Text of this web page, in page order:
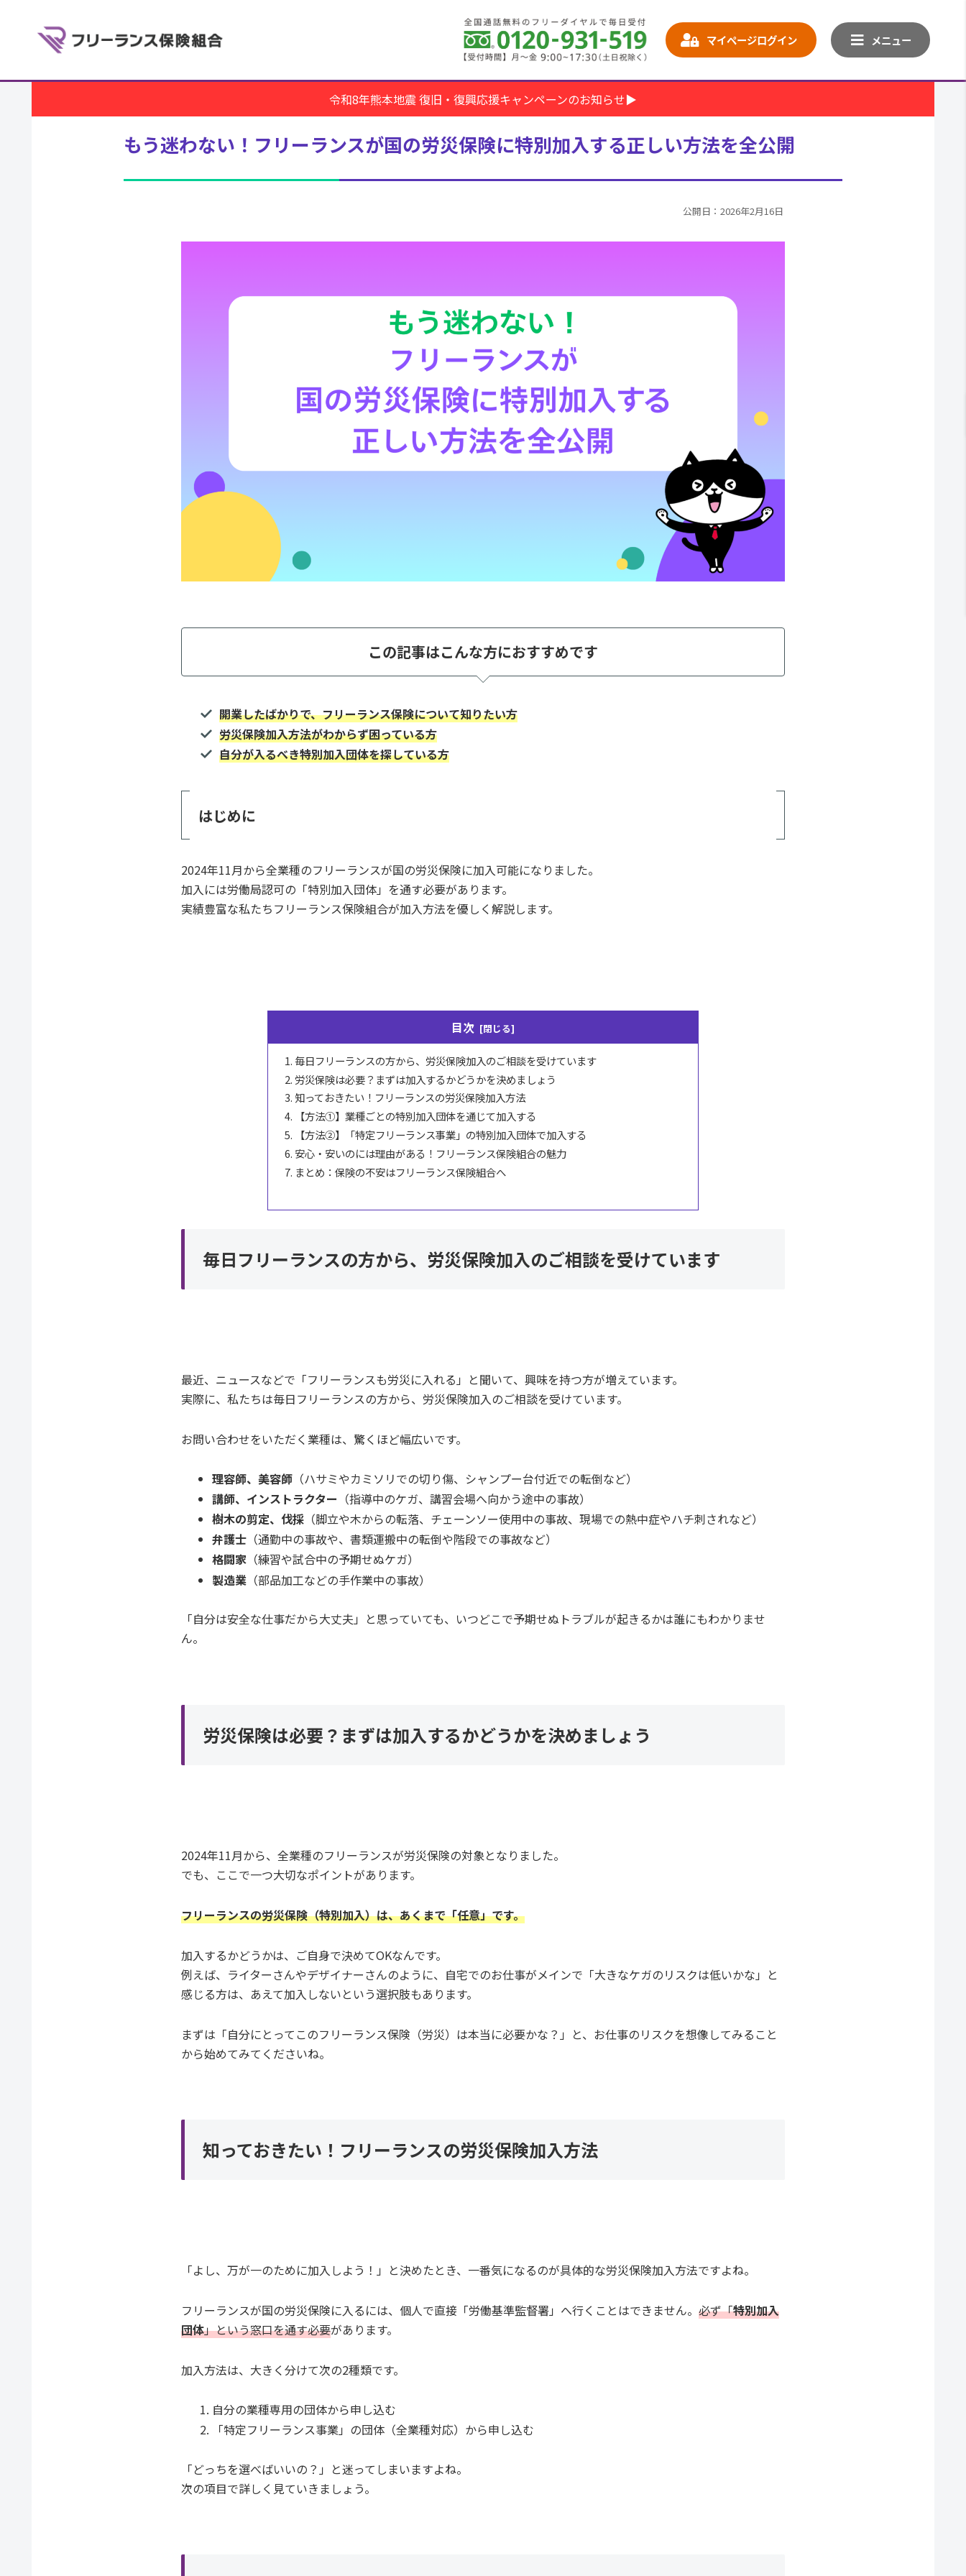
マイページログイン メニュー
令和8年熊本地震 復旧・復興応援キャンペーンのお知らせ▶
もう迷わない！フリーランスが国の労災保険に特別加入する正しい方法を全公開
公開日：2026年2月16日
この記事はこんな方におすすめです
開業したばかりで、フリーランス保険について知りたい方
労災保険加入方法がわからず困っている方
自分が入るべき特別加入団体を探している方
はじめに
2024年11月から全業種のフリーランスが国の労災保険に加入可能になりました。
加入には労働局認可の「特別加入団体」を通す必要があります。
実績豊富な私たちフリーランス保険組合が加入方法を優しく解説します。
目次
毎日フリーランスの方から、労災保険加入のご相談を受けています
労災保険は必要？まずは加入するかどうかを決めましょう
知っておきたい！フリーランスの労災保険加入方法
【方法①】業種ごとの特別加入団体を通じて加入する
【方法②】「特定フリーランス事業」の特別加入団体で加入する
安心・安いのには理由がある！フリーランス保険組合の魅力
まとめ：保険の不安はフリーランス保険組合へ
毎日フリーランスの方から、労災保険加入のご相談を受けています
最近、ニュースなどで「フリーランスも労災に入れる」と聞いて、興味を持つ方が増えています。
実際に、私たちは毎日フリーランスの方から、労災保険加入のご相談を受けています。
お問い合わせをいただく業種は、驚くほど幅広いです。
理容師、美容師 （ハサミやカミソリでの切り傷、シャンプー台付近での転倒など）
講師、インストラクター （指導中のケガ、講習会場へ向かう途中の事故）
樹木の剪定、伐採 （脚立や木からの転落、チェーンソー使用中の事故、現場での熱中症やハチ刺されなど）
弁護士 （通勤中の事故や、書類運搬中の転倒や階段での事故など）
格闘家 （練習や試合中の予期せぬケガ）
製造業 （部品加工などの手作業中の事故）
「自分は安全な仕事だから大丈夫」と思っていても、いつどこで予期せぬトラブルが起きるかは誰にもわかりませ
ん。
労災保険は必要？まずは加入するかどうかを決めましょう
2024年11月から、全業種のフリーランスが労災保険の対象となりました。
でも、ここで一つ大切なポイントがあります。
フリーランスの労災保険（特別加入）は、あくまで「任意」です。
加入するかどうかは、ご自身で決めてOKなんです。
例えば、ライターさんやデザイナーさんのように、自宅でのお仕事がメインで「大きなケガのリスクは低いかな」と
感じる方は、あえて加入しないという選択肢もあります。
まずは「自分にとってこのフリーランス保険（労災）は本当に必要かな？」と、お仕事のリスクを想像してみること
から始めてみてくださいね。
知っておきたい！フリーランスの労災保険加入方法
「よし、万が一のために加入しよう！」と決めたとき、一番気になるのが具体的な労災保険加入方法ですよね。
フリーランスが国の労災保険に入るには、個人で直接「労働基準監督署」へ行くことはできません。 必ず「特別加入
団体」という窓口を通す必要があります。
加入方法は、大きく分けて次の2種類です。
自分の業種専用の団体から申し込む
「特定フリーランス事業」の団体（全業種対応）から申し込む
「どっちを選べばいいの？」と迷ってしまいますよね。
次の項目で詳しく見ていきましょう。